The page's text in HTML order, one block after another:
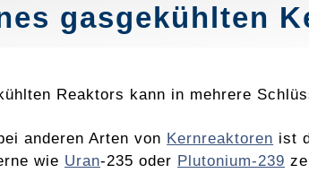
gasgekühlten
Reaktors kann in mehrere
anderen Arten von Kernreaktoren ist
wie Uran-235 oder Plutonium-239